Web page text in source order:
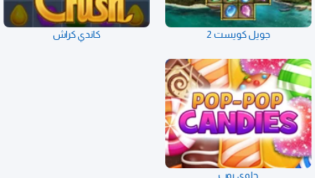
جويل كويست 2 كاندي كراش
حلوى بوب